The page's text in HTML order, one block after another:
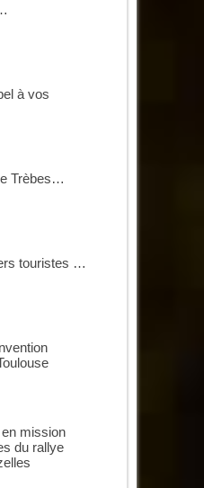
à vos
Trèbes…
touristes …
mission
du rallye